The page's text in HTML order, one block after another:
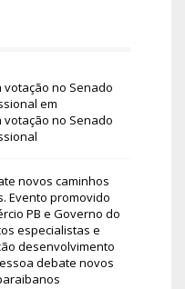
votação no Senado
em
votação no Senado
novos caminhos
Evento promovido
PB e Governo do
especialistas e
desenvolvimento
debate novos